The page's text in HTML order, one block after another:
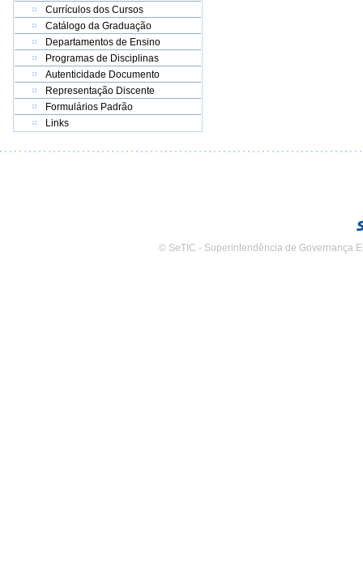
Currículos dos Cursos
Catálogo da Graduação
Departamentos de Ensino
Programas de Disciplinas
Autenticidade Documento
Representação Discente
Formulários Padrão
Links
© SeTIC - Superintendência de Governança